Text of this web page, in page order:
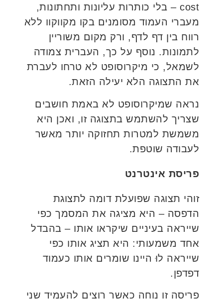
cost – בלי כותרות עליונות ותחתונות,
מעברי העמוד מסומנים בקו מקווקוו ללא
רווח בין דף לדף, ורק מקום משוריין
לתמונות. נוסף על כך, העברית צמודה
לשמאל, כי מיקרוסופט לא טרחו לעברת
את התצוגה הלא יעילה הזאת.
נראה שמיקרוסופט לא באמת חושבים
שצריך להשתמש בתצוגה זו, ואכן היא
משמשת למטרות תחזוקה יותר מאשר
לעבודה שוטפת.
פריסת אינטרנט
זוהי תצוגה שפועלת דומה לתצוגת
הדפסה – היא מציגה את המסמך כפי
שייראה בעיניים שיקראו אותו – בהבדל
אחד משמעותי: היא תציג אותו כפי
שייראה לוּ היינו שומרים אותו כעמוד
דפדפן.
פריסה זו נוחה כאשר רוצים להעמיד שני